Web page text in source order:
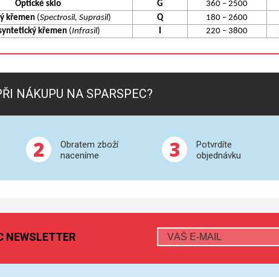
Optické sklo
G 360 – 2500
křemen(Spectrosil, Suprasil) Q 180 – 2600
křemen(Infrasil) I 220 – 3800
NÁKUPU NA SPARSPEC?
2
Obratem zboží
naceníme
3
Potvrdíte
objednávku
NEWSLETTER